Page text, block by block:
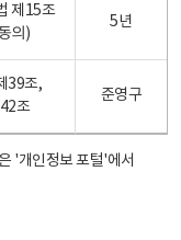
제15조
의)
5년
39조,
조
준영구
'개인정보 포털'에서